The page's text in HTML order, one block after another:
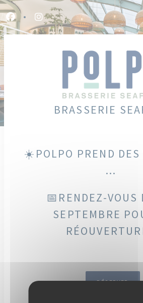
Personnalisation de vos choix en matière de
Facebook ((ouvre une nouvelle
Instagram ((ouvre une
BRASSERIE
☀️POLPO PREND DES
...
📅RENDEZ-VOUS
SEPTEMBRE
RÉSERVER